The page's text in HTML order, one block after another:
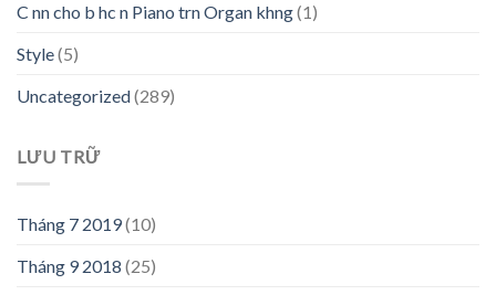
C nn cho b hc n Piano trn Organ khng(1)
Style(5)
Uncategorized(289)
LƯU TRỮ
Tháng 7 2019(10)
Tháng 9 2018 (25)